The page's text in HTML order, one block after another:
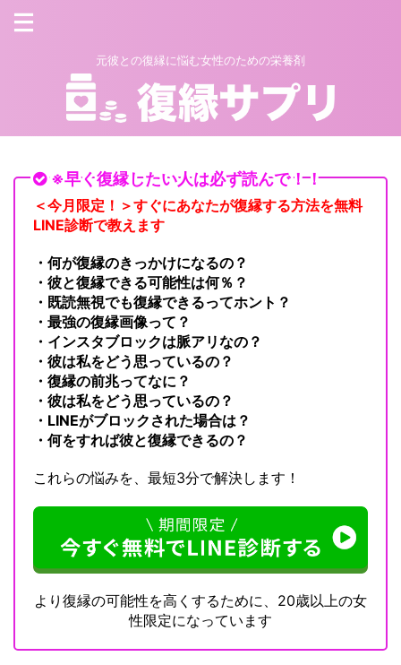
元彼との復縁に悩む女性のための栄養剤
※早く復縁したい人は必ず読んで！！
＜今月限定！＞すぐにあなたが復縁する方法を無料
LINE診断で教えます
・何が復縁のきっかけになるの？
・彼と復縁できる可能性は何％？
・既読無視でも復縁できるってホント？
・最強の復縁画像って？
・インスタブロックは脈アリなの？
・彼は私をどう思っているの？
・復縁の前兆ってなに？
・彼は私をどう思っているの？
・LINEがブロックされた場合は？
・何をすれば彼と復縁できるの？
これらの悩みを、最短3分で解決します！
より復縁の可能性を高くするために、20歳以上の女
性限定になっています